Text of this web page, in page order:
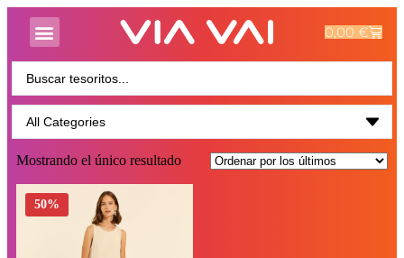
0,00€
Mostrando el único resultado
50%